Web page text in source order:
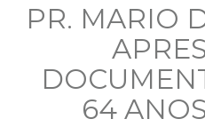
PR. MARIO
64